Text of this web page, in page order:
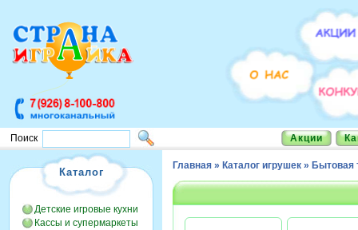
Поиск Акции
Каталог
Детские игровые кухни
Кассы и супермаркеты
Главная » Каталог игрушек » Бытовая